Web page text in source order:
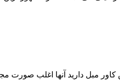
کاور مبل دارید آنها اغلب